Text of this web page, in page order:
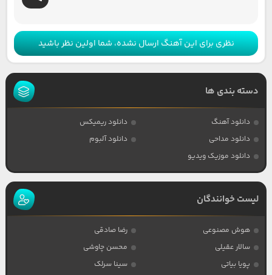
نظری برای این آهنگ ارسال نشده، شما اولین نظر باشید
دسته بندی ها
دانلود آهنگ
دانلود ریمیکس
دانلود مداحی
دانلود آلبوم
دانلود موزیک ویدیو
لیست خوانندگان
هوش مصنوعی
رضا صادقی
سالار عقیلی
محسن چاوشی
پویا بیاتی
سینا سرلک